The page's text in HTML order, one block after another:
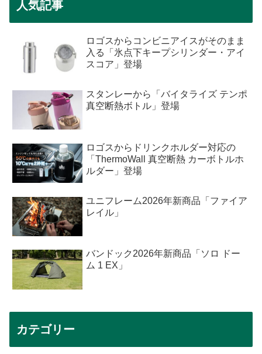
人気記事
ロゴスからコンビニアイスがそのまま
入る「氷点下キープシリンダー・アイ
スコア」登場
スタンレーから「バイタライズ テンポ
真空断熱ボトル」登場
ロゴスからドリンクホルダー対応の
「ThermoWall 真空断熱 カーボトルホ
ルダー」登場
ユニフレーム2026年新商品「ファイア
レイル」
バンドック2026年新商品「ソロ ドー
ム 1 EX」
カテゴリー